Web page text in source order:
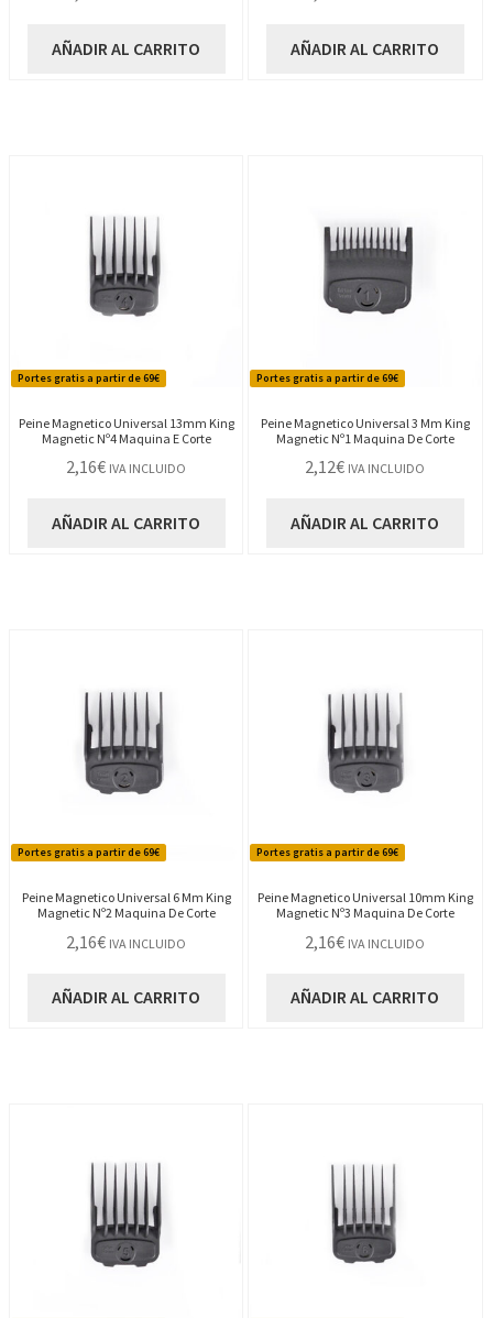
AÑADIR AL CARRITO AÑADIR AL CARRITO
Portes gratis a partir de 69€
Peine Magnetico Universal 13mm King
Magnetic Nº4 Maquina E Corte
2,16€ IVA INCLUIDO
AÑADIR AL CARRITO
Portes gratis a partir de 69€
Peine Magnetico Universal 3 Mm King
Magnetic Nº1 Maquina De Corte
2,12€ IVA INCLUIDO
AÑADIR AL CARRITO
Portes gratis a partir de 69€
Peine Magnetico Universal 6 Mm King
Magnetic Nº2 Maquina De Corte
2,16€ IVA INCLUIDO
AÑADIR AL CARRITO
Portes gratis a partir de 69€
Peine Magnetico Universal 10mm King
Magnetic Nº3 Maquina De Corte
2,16€ IVA INCLUIDO
AÑADIR AL CARRITO